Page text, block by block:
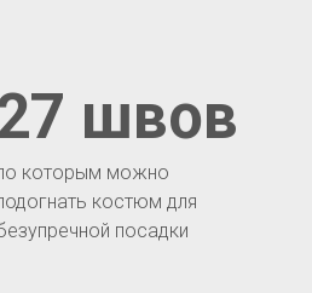
которым можно
костюм для
посадки
швов